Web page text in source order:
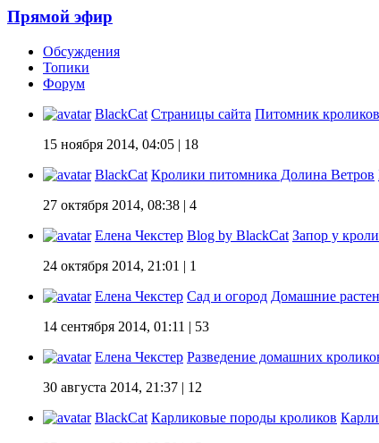
Прямой эфир
Обсуждения
Топики
Форум
BlackCat Страницы сайта Питомник
15 ноября 2014, 04:05 | 18
BlackCat Кролики питомника Долина Ветров
27 октября 2014, 08:38 | 4
Елена Чекстер Blog by BlackCat Запор у
24 октября 2014, 21:01 | 1
Елена Чекстер Сад и огород Домашние
14 сентября 2014, 01:11 | 53
Елена Чекстер Разведение домашних
30 августа 2014, 21:37 | 12
BlackCat Карликовые породы кроликов